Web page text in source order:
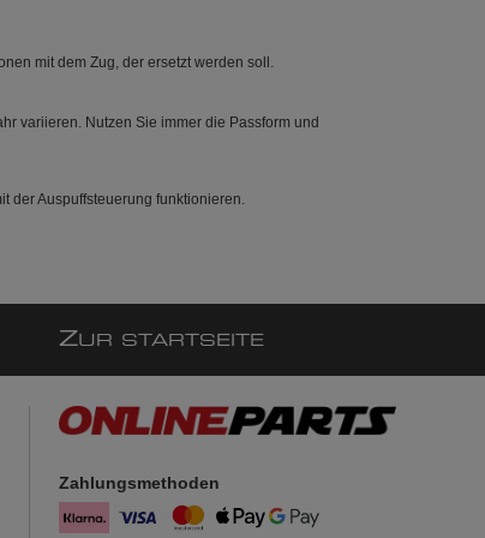
mit dem Zug, der ersetzt werden soll.
variieren. Nutzen Sie immer die Passform und
der Auspuffsteuerung funktionieren.
ZUR STARTSEITE
Zahlungsmethoden